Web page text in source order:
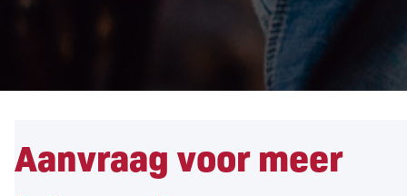
Aanvraag voor meer